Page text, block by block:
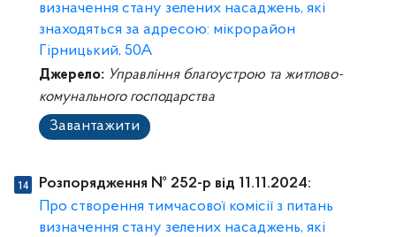
визначення стану зелених насаджень, які
знаходяться за адресою: мікрорайон
Гірницький, 50А
Джерело: Управління благоустрою та житлово-
комунального господарства
Завантажити
Розпорядження № 252-p від 11.11.2024:
Про створення тимчасової комісії з питань
визначення стану зелених насаджень, які